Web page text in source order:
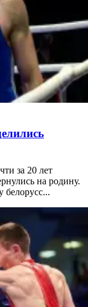
за 20 лет
на родину.
белорусс...